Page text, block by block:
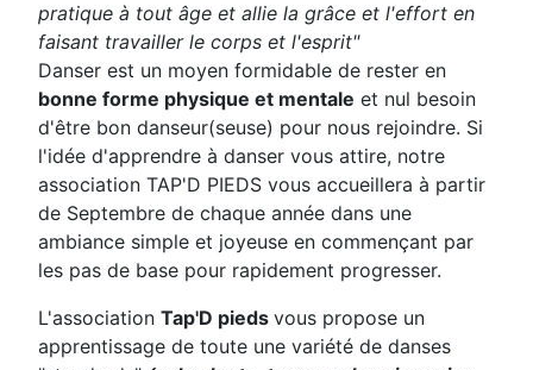
pratique à tout âge et allie la grâce et l'effort en
faisant travailler le corps et l'esprit"
Danser est un moyen formidable de rester en
bonne forme physique et mentale et nul besoin
d'être bon danseur(seuse) pour nous rejoindre. Si
l'idée d'apprendre à danser vous attire, notre
association TAP'D PIEDS vous accueillera à partir
de Septembre de chaque année dans une
ambiance simple et joyeuse en commençant par
les pas de base pour rapidement progresser.
L'association Tap'D pieds vous propose un
apprentissage de toute une variété de danses